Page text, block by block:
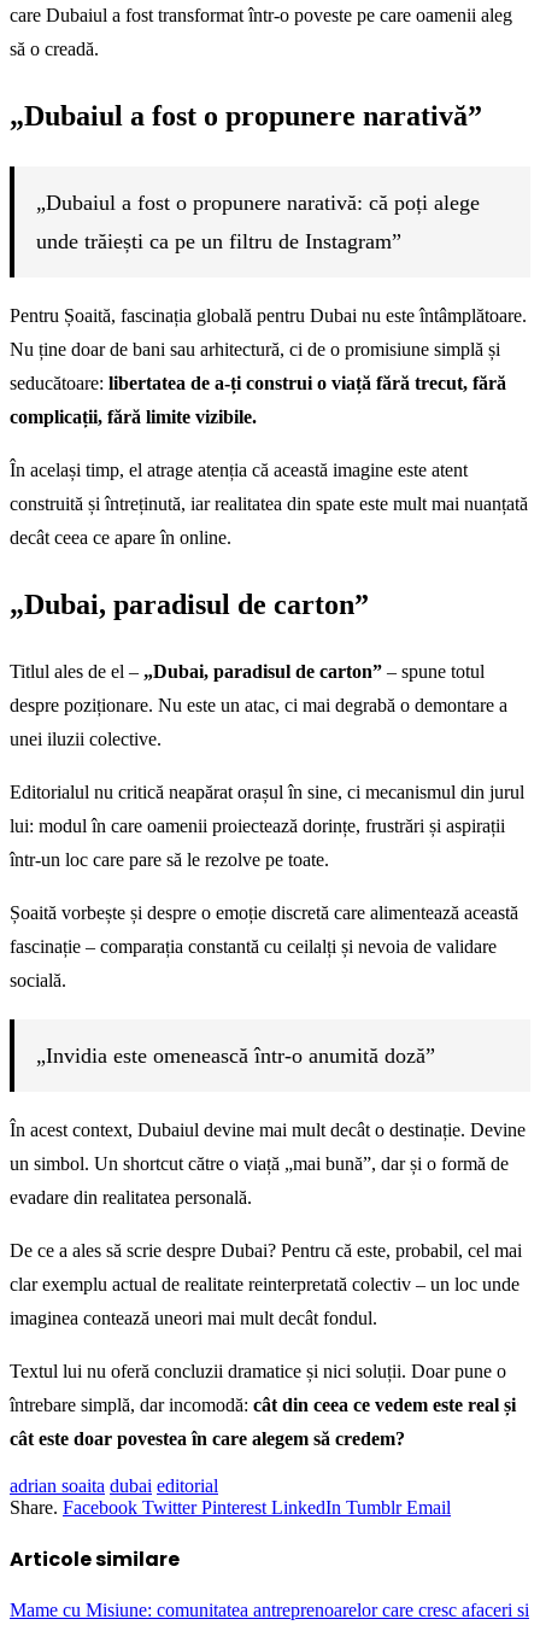
care Dubaiul a fost transformat într-o poveste pe care oamenii aleg
să o creadă.
„Dubaiul a fost o propunere narativă”
„Dubaiul a fost o propunere narativă: că poți alege
unde trăiești ca pe un filtru de Instagram”
Pentru Șoaită, fascinația globală pentru Dubai nu este întâmplătoare.
Nu ține doar de bani sau arhitectură, ci de o promisiune simplă și
seducătoare: libertatea de a-ți construi o viață fără trecut, fără
complicații, fără limite vizibile.
În același timp, el atrage atenția că această imagine este atent
construită și întreținută, iar realitatea din spate este mult mai nuanțată
decât ceea ce apare în online.
„Dubai, paradisul de carton”
Titlul ales de el – „Dubai, paradisul de carton” – spune totul
despre poziționare. Nu este un atac, ci mai degrabă o demontare a
unei iluzii colective.
Editorialul nu critică neapărat orașul în sine, ci mecanismul din jurul
lui: modul în care oamenii proiectează dorințe, frustrări și aspirații
într-un loc care pare să le rezolve pe toate.
Șoaită vorbește și despre o emoție discretă care alimentează această
fascinație – comparația constantă cu ceilalți și nevoia de validare
socială.
„Invidia este omenească într-o anumită doză”
În acest context, Dubaiul devine mai mult decât o destinație. Devine
un simbol. Un shortcut către o viață „mai bună”, dar și o formă de
evadare din realitatea personală.
De ce a ales să scrie despre Dubai? Pentru că este, probabil, cel mai
clar exemplu actual de realitate reinterpretată colectiv – un loc unde
imaginea contează uneori mai mult decât fondul.
Textul lui nu oferă concluzii dramatice și nici soluții. Doar pune o
întrebare simplă, dar incomodă: cât din ceea ce vedem este real și
cât este doar povestea în care alegem să credem?
adrian soaita dubai editorial
Share. Facebook Twitter Pinterest LinkedIn Tumblr Email
Articole similare
Mame cu Misiune: comunitatea antreprenoarelor care cresc afaceri si